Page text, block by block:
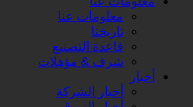
معلومات عنا
تاريخنا
قاعدة التصنيع
شرف & مؤهلات
أخبار
أخبار الشركة